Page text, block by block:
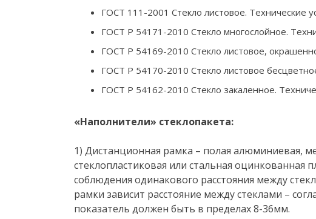
ГОСТ 111-2001 Стекло листовое. Технические
ГОСТ Р 54171-2010 Стекло многослойное.
ГОСТ Р 54169-2010 Стекло листовое,
ГОСТ Р 54170-2010 Стекло листовое
ГОСТ Р 54162-2010 Стекло закаленное.
«Наполнители» стеклопакета:
1) Дистанционная рамка – полая алюминиевая,
стеклопластиковая или стальная оцинкованная
соблюдения одинакового расстояния между
рамки зависит расстояние между стеклами –
показатель должен быть в пределах 8-36мм.